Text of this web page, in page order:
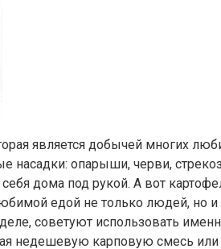
является добычей многих
насадки: опарыши, черви,
дома под рукой. А вот
едой не только людей, но
советуют использовать
недешевую карповую смесь